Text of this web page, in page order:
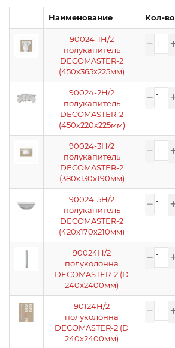
Наименование Кол-во
90024-1H/2
полукапитель
DECOMASTER-2
(450х365х225мм)
90024-2H/2
полукапитель
DECOMASTER-2
(450х220х225мм)
90024-3H/2
полукапитель
DECOMASTER-2
(380х130х190мм)
90024-5H/2
полукапитель
DECOMASTER-2
(420х170х210мм)
90024H/2
полуколонна
DECOMASTER-2 (D
240х2400мм)
90124H/2
полуколонна
DECOMASTER-2 (D
240х2400мм)